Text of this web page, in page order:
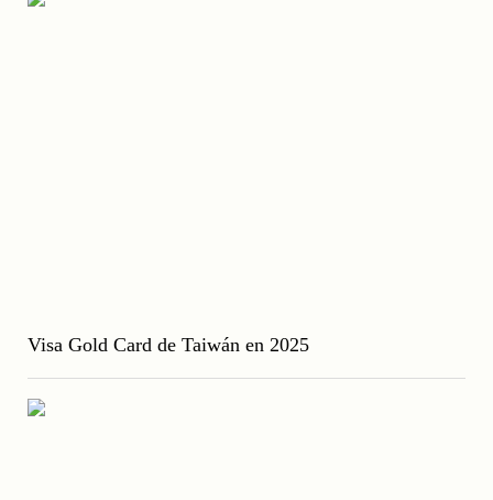
Visa Gold Card de Taiwán en 2025